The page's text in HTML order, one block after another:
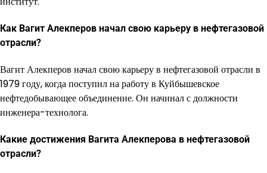
Как Вагит Алекперов начал свою карьеру в нефтегазовой
отрасли?
Вагит Алекперов начал свою карьеру в нефтегазовой отрасли в
1979 году, когда поступил на работу в Куйбышевское
нефтедобывающее объединение. Он начинал с должности
инженера-технолога.
Какие достижения Вагита Алекперова в нефтегазовой
отрасли?